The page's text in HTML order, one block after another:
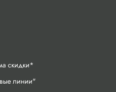
скидки*
линии"